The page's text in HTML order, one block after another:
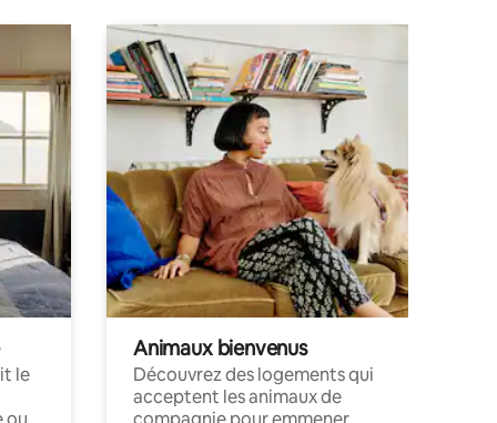
le
Animaux bienvenus
Découvrez des logements qui
acceptent les animaux de